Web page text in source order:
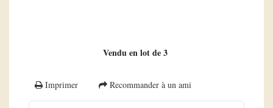
Vendu en lot de 3
Imprimer Recommander à un ami